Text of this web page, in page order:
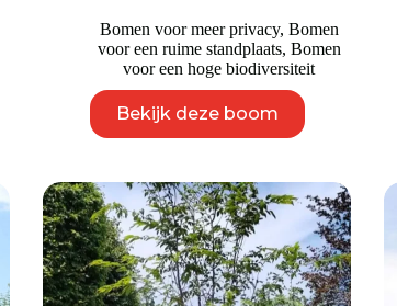
Bomen voor meer privacy, Bomen
voor een ruime standplaats, Bomen
voor een hoge biodiversiteit
Bekijk deze boom
product
heeft
Deze
optie
kan
gekozen
worden
op